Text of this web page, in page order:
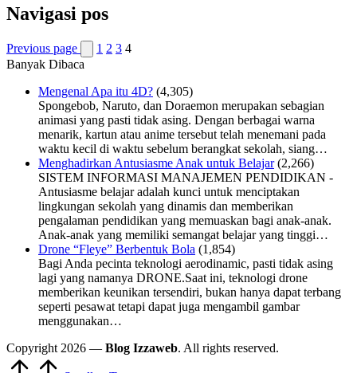
Navigasi pos
Previous page 1 2 3 4
Banyak Dibaca
Mengenal Apa itu 4D? (4,305)
Spongebob, Naruto, dan Doraemon merupakan sebagian
animasi yang pasti tidak asing. Dengan berbagai warna
menarik, kartun atau anime tersebut telah menemani pada
waktu kecil di waktu sebelum berangkat sekolah, siang…
Menghadirkan Antusiasme Anak untuk Belajar (2,266)
SISTEM INFORMASI MANAJEMEN PENDIDIKAN -
Antusiasme belajar adalah kunci untuk menciptakan
lingkungan sekolah yang dinamis dan memberikan
pengalaman pendidikan yang memuaskan bagi anak-anak.
Anak-anak yang memiliki semangat belajar yang tinggi…
Drone “Fleye” Berbentuk Bola (1,854)
Bagi Anda pecinta teknologi aerodinamic, pasti tidak asing
lagi yang namanya DRONE.Saat ini, teknologi drone
memberikan keunikan tersendiri, bukan hanya dapat terbang
seperti pesawat tetapi dapat juga mengambil gambar
menggunakan…
Copyright 2026 — Blog Izzaweb. All rights reserved.